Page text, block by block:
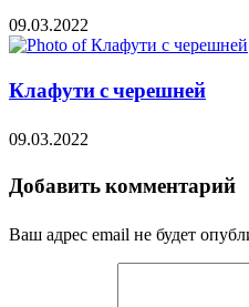
09.03.2022
Клафути с черешней
09.03.2022
Добавить комментарий
Ваш адрес email не будет